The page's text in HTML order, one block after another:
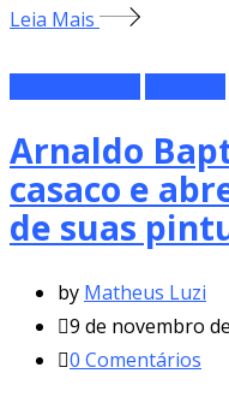
Leia Mais
Arnaldo
casaco e
de suas
by Matheus Luzi
9 de novembro
0 Comentários